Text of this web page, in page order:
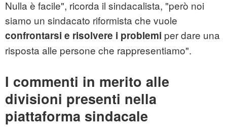
Nulla è facile", ricorda il sindacalista, "però noi
siamo un sindacato riformista che vuole
confrontarsi e risolvere i problemi per dare una
risposta alle persone che rappresentiamo".
I commenti in merito alle
divisioni presenti nella
piattaforma sindacale